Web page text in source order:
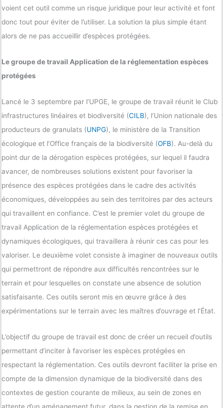
voient cet outil comme un risque juridique pour leur activité et font
donc tout pour éviter de l’utiliser. La solution la plus simple étant
alors de ne pas accueillir d’espèces protégées.
Le groupe de travail Application de la réglementation espèces
protégées
Lancé le 3 septembre par l’UPGE, le groupe de travail réunit le Club
infrastructures linéaires et biodiversité (CILB), l’Union nationale des
producteurs de granulats (UNPG), le ministère de la Transition
écologique et l’Office français de la biodiversité (OFB). Au-delà du
point dur de la dérogation espèces protégées, sur lequel il faudra
avancer, de nombreuses solutions existent pour favoriser la
présence des espèces protégées dans le cadre des activités
économiques, développées au sein des territoires par des acteurs
qui travaillent en confiance. C’est le premier volet du groupe de
travail Application de la réglementation espèces protégées et
dynamiques écologiques, qui travaillera à réunir ces cas pour les
valoriser. Le deuxième volet consiste à imaginer de nouveaux outils
qui permettront de répondre aux difficultés rencontrées sur le
terrain et pour lesquelles on constate une absence de solution
satisfaisante. Ces outils seront mis en œuvre grâce à des
expérimentations sur le terrain avec les maîtres d’ouvrage et l’État.
L’objectif du groupe de travail est donc de créer un recueil d’outils
permettant d’inciter à favoriser les espèces protégées en
respectant la réglementation. Ces outils devront faciliter la prise en
compte de la dimension dynamique de la biodiversité dans des
contextes de gestion courante de milieux, au sein de zones en